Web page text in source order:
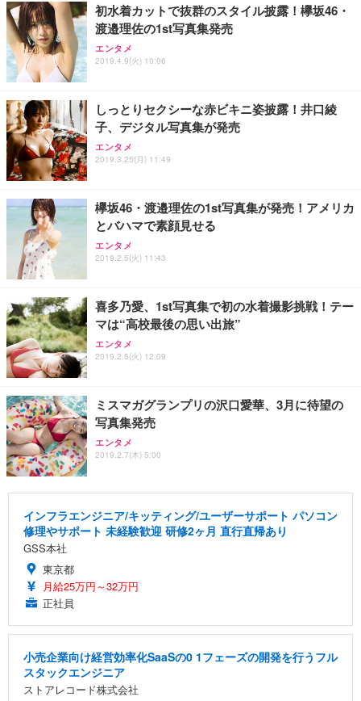
初水着カットで抜群のスタイル披露！欅坂46・
渡邉理佐の1st写真集発売
エンタメ
2019.4.9(火) 10:06
しっとりセクシーな赤ビキニ姿披露！井口綾
子、デジタル写真集が発売
エンタメ
2019.3.25(月) 11:49
欅坂46・渡邉理佐の1st写真集が発売！アメリカ
とバハマで素顔見せる
エンタメ
2019.2.5(火) 11:43
喜多乃愛、1st写真集で初の水着撮影挑戦！テー
マは“高校最後の思い出旅”
エンタメ
2019.2.5(火) 12:09
ミスマガグランプリの沢口愛華、3月に待望の
写真集発売
エンタメ
2019.2.7(木) 5:00
インフラエンジニア/キッティング/ユーザーサポート パソコン
修理やサポート 未経験歓迎 研修2ヶ月 直行直帰あり
GSS本社
東京都
月給25万円～32万円
正社員
小売企業向け経営効率化SaaSの0 1フェーズの開発を行うフル
スタックエンジニア
ストアレコード株式会社